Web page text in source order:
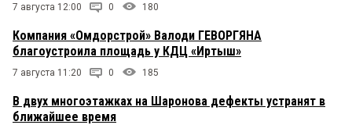
7 августа 12:00 0 180
Компания «Омдорстрой» Валоди ГЕВОРГЯНА
благоустроила площадь у КДЦ «Иртыш»
7 августа 11:20 0 185
В двух многоэтажках на Шаронова дефекты устранят в
ближайшее время